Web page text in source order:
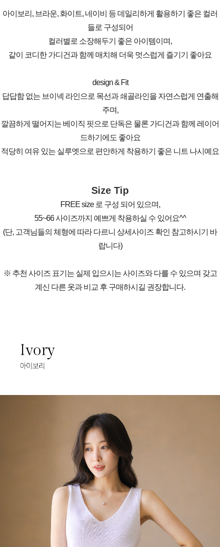
아이보리, 브라운, 화이트, 네이비 등 데일리하게 활용하기 좋은 컬러
들로 구성되어
컬러별로 소장해두기 좋은 아이템이며,
같이 코디한 가디건과 함께 매치해 더욱 멋스럽게 즐기기 좋아요
design & Fit
답답함 없는 브이넥 라인으로 목선과 쇄골라인을 자연스럽게 연출해
주며,
깔끔하게 떨어지는 베이직 핏으로 단독은 물론 가디건과 함께 레이어
드하기에도 좋아요
적당히 여유 있는 실루엣으로 편안하게 착용하기 좋은 니트 나시예요
Size Tip
FREE size 로 구성 되어 있으며,
55~66 사이즈까지 예쁘게 착용하실 수 있어요^^
(단, 고객님들의 체형에 따라 다르니 상세사이즈 확인 참고하시기 바
랍니다)
※ 추천 사이즈 표기는 실제 입으시는 사이즈와 다를 수 있으며 갖고
계신 다른 옷과 비교 후 구매하시길 권장합니다.